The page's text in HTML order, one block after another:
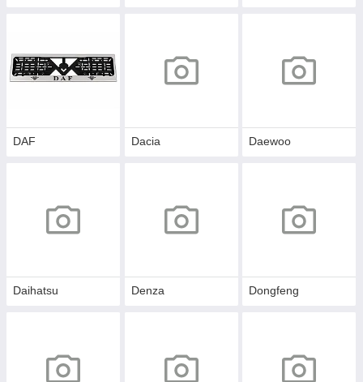
DAF Dacia Daewoo
Daihatsu Denza Dongfeng